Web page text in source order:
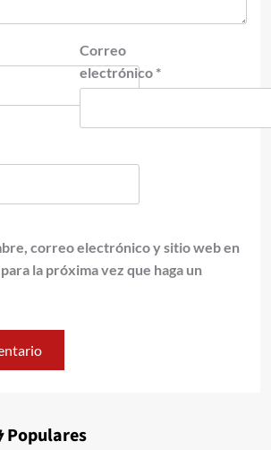
Correo
electrónico *
correo electrónico y sitio web en
la próxima vez que haga un
Populares